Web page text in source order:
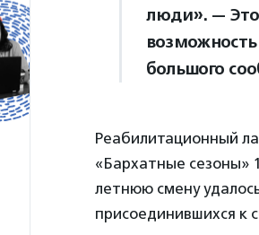
люди». —
большого
Реабилитационный
«Бархатные сезоны»
летнюю смену
присоединившихся к